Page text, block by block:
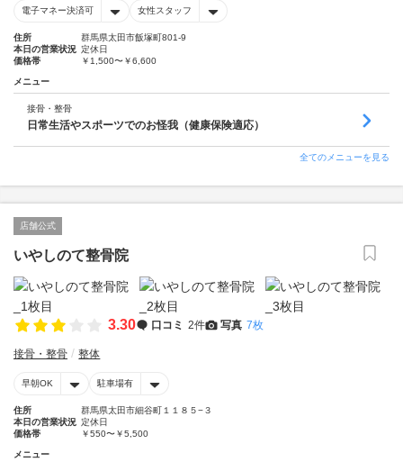
電子マネー決済可 女性スタッフ
住所
群馬県太田市飯塚町801-9
本日の営業状況 定休日
価格帯
￥1,500〜￥6,600
メニュー
接骨・整骨
日常生活やスポーツでのお怪我（健康保険適応）
全てのメニューを見る
店舗公式
いやしのて整骨院
3.30 口コミ 2件 写真 7枚
接骨・整骨 整体
早朝OK 駐車場有
住所
群馬県太田市細谷町１１８５−３
本日の営業状況 定休日
価格帯
￥550〜￥5,500
メニュー